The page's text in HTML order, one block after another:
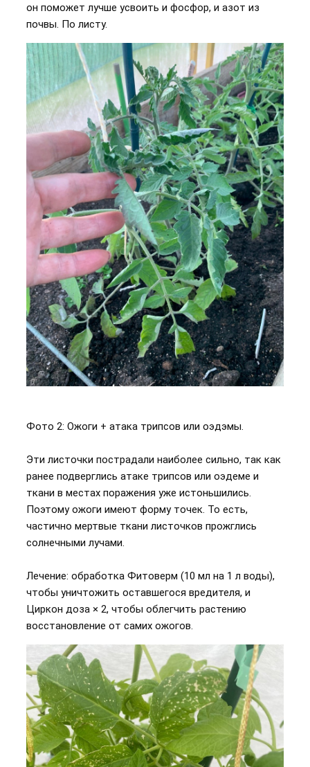
он поможет лучше усвоить и фосфор, и азот из
почвы. По листу.
Фото 2: Ожоги + атака трипсов или оэдэмы.
Эти листочки пострадали наиболее сильно, так как
ранее подверглись атаке трипсов или оэдеме и
ткани в местах поражения уже истоньшились.
Поэтому ожоги имеют форму точек. То есть,
частично мертвые ткани листочков прожглись
солнечными лучами.
Лечение: обработка Фитоверм (10 мл на 1 л воды),
чтобы уничтожить оставшегося вредителя, и
Циркон доза × 2, чтобы облегчить растению
восстановление от самих ожогов.